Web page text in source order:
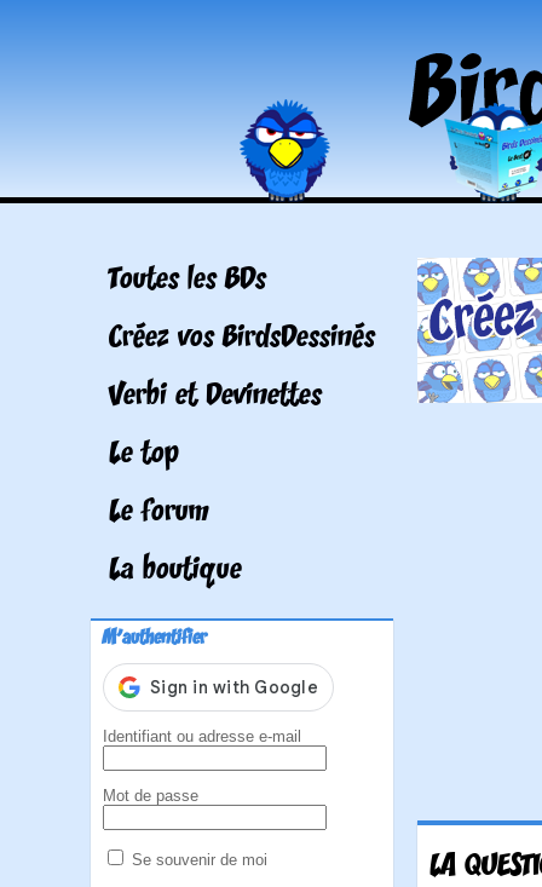
Toutes les BDs
Créez vos BirdsDessinés
Verbi et Devinettes
Le top
Le forum
La boutique
M'authentifier
Identifiant ou adresse e-mail
Mot de passe
Se souvenir de moi LA